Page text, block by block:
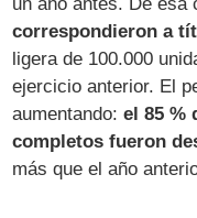
correspondieron a
ligera de 100.000
ejercicio anterior. El
aumentando:el 85 %
completos fueron
más que el año